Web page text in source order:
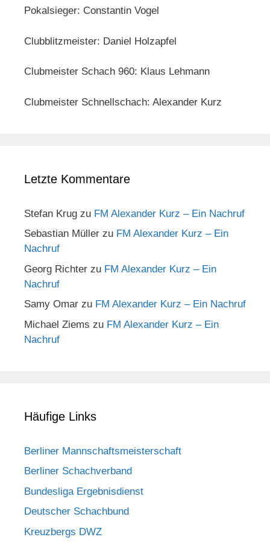
Pokalsieger: Constantin Vogel
Clubblitzmeister: Daniel Holzapfel
Clubmeister Schach 960: Klaus Lehmann
Clubmeister Schnellschach: Alexander Kurz
Letzte Kommentare
Stefan Krug zu FM Alexander Kurz – Ein Nachruf
Sebastian Müller zu FM Alexander Kurz – Ein
Nachruf
Georg Richter zu FM Alexander Kurz – Ein
Nachruf
Samy Omar zu FM Alexander Kurz – Ein Nachruf
Michael Ziems zu FM Alexander Kurz – Ein
Nachruf
Häufige Links
Berliner Mannschaftsmeisterschaft
Berliner Schachverband
Bundesliga Ergebnisdienst
Deutscher Schachbund
Kreuzbergs DWZ